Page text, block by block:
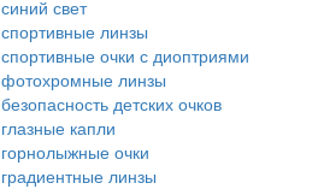
синий свет
спортивные линзы
спортивные очки с диоптриями
фотохромные линзы
безопасность детских очков
глазные капли
горнолыжные очки
градиентные линзы